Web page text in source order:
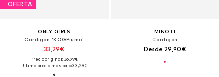
OFERTA
ONLY GIRLS
Cárdigan 'KOGPiumo'
33,29€
Precio original: 36,99€
Último precio más bajo:33,29€
MINOTI
Cárdigan
Desde 29,90€